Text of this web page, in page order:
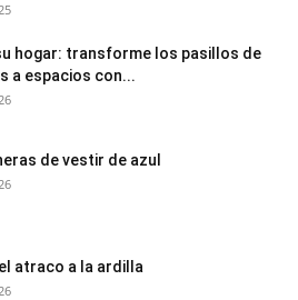
hogar: transforme los pasillos de
a espacios con...
de vestir de azul
atraco a la ardilla